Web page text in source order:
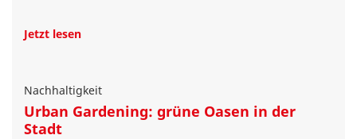
Jetzt lesen
Nachhaltigkeit
Urban Gardening: grüne Oasen in der
Stadt